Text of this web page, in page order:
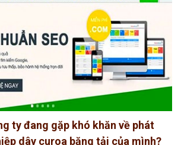
ty đang gặp khó khăn về phát
dây curoa băng tải của mình?